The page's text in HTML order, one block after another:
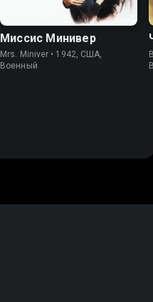
Миссис Минивер
Mrs. Miniver • 1942, США,
Военный